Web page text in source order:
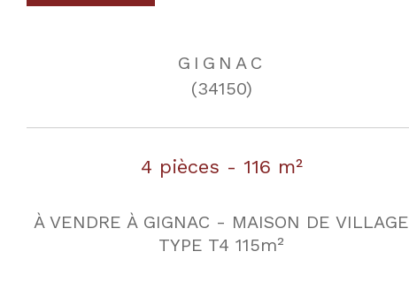
GIGNAC
(34150)
4 pièces - 116 m²
À VENDRE À GIGNAC - MAISON DE VILLAGE
TYPE T4 115m²